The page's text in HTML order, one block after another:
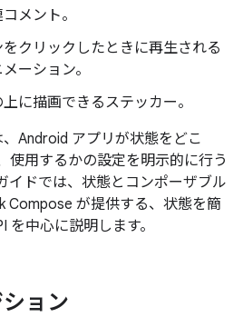
メント。
クリックしたときに再生される
ーション。
に描画できるステッカー。
Android アプリが状態をどこ
使用するかの設定を明示的に行う
イドでは、状態とコンポーザブル
Compose が提供する、状態を簡
を中心に説明します。
ョン